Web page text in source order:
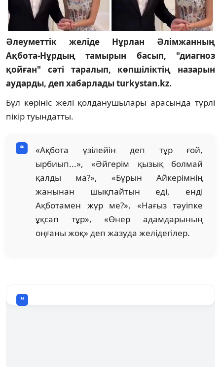
Әлеуметтік желіде Нұрлан Әлімжанның
Ақбота-Нұрдың тамырын басып, "диагноз
қойған" сәті таралып, көпшіліктің назарын
аударды, деп хабарлады turkystan.kz.
Бұл көрініс желі қолданушылары арасында түрлі
пікір туындатты.
«Ақбота үзілейін деп тұр ғой,
ырбиып...», «Әйгерім қызық болмай
қалды ма?», «Бұрын Айкерімнің
жанынан шықпайтын еді, енді
Ақботамен жүр ме?», «Нағыз тәуіпке
ұқсап тұр», «Өнер адамдарының
оңғаны жоқ» деп жазуда желідегілер.